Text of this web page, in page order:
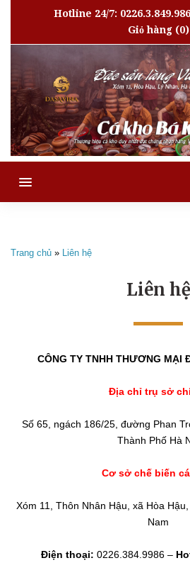
Hotline 24/7:
Giỏ hàng(0)
MENU
Trang chủ » Liên hệ
Liên hệ
CÔNG TY TNHH THƯƠNG MẠI
Địa chỉ trụ sở
Số 65, ngách 186/25, đường Phan
Thành Phố Hà
Cơ sở chế biến
Xóm 11, Thôn Nhân Hậu, xã Hòa
Nam
Điện thoại: 0226.384.9986 –